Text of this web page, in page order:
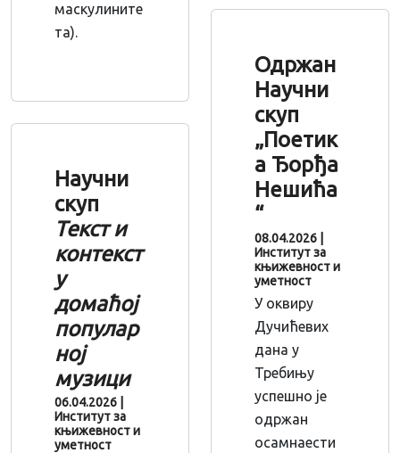
маскулините
та).
Одржан
Научни
скуп
„Поетик
а Ђорђа
Нешића
“
08.04.2026
Институт за
књижевност и
уметност
У оквиру
Дучићевих
дана у
Требињу
успешно је
одржан
осамнаести
Научни
скуп
Текст и
контекст
у
домаћој
популар
ној
музици
06.04.2026
Институт за
књижевност и
уметност